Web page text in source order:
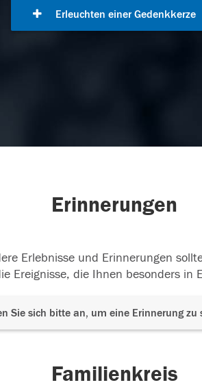
Erleuchten einer Gedenkkerze
Erinnerungen
Erlebnisse und Erinnerungen
Ereignisse, die Ihnen besonders in
Sie sich bitte an, um eine Erinnerung zu
Familienkreis